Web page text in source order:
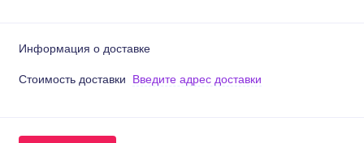
Информация о доставке
Стоимость доставки Введите адрес доставки